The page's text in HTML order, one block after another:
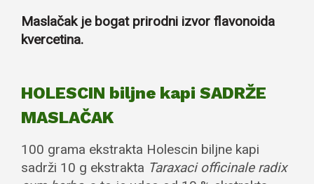
Maslačak je bogat prirodni izvor flavonoida
kvercetina.
HOLESCIN biljne kapi SADRŽE
MASLAČAK
100 grama ekstrakta Holescin biljne kapi
sadrži 10 g ekstrakta Taraxaci officinale radix